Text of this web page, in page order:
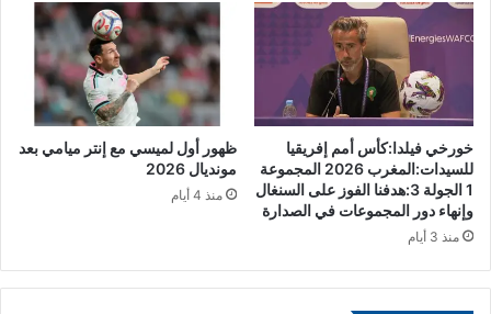
ت
ب
ت
و
ر
ط
ه
ف
ق
ض
خورخي فيلدا:كأس أمم إفريقيا
للسيدات:المغرب 2026 المجموعة
1 الجولة 3:هدفنا الفوز على السنغال
وإنهاء دور المجموعات في الصدارة
منذ 3 أيام
ظهور أول لميسي مع إنتر ميامي بعد
مونديال 2026
منذ 4 أيام